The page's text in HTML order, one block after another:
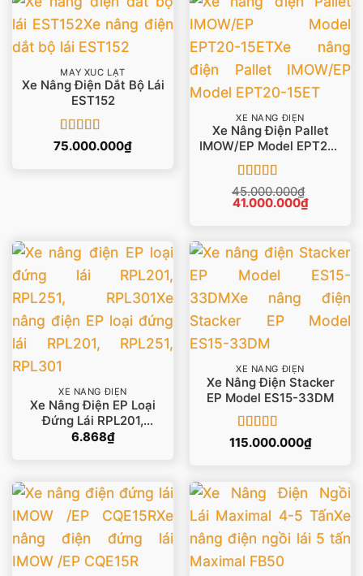
MÁY XÚC LẬT
Xe Nâng Điện Dắt Bộ Lái
EST152
Được xếp
5 sao
75.000.000₫
XE NÂNG ĐIỆN
Xe Nâng Điện Pallet
IMOW/EP Model EPT20-
15ET
Được xếp
hạng55 sao
45.000.000₫
Giá
41.000.000₫Giá
hiện
XE NÂNG ĐIỆN
Xe Nâng Điện EP Loại
Đứng Lái RPL201,
RPL251, RPL301
6.868₫
XE NÂNG ĐIỆN
Xe Nâng Điện Stacker
EP Model ES15-33DM
Được xếp
115.000.000₫